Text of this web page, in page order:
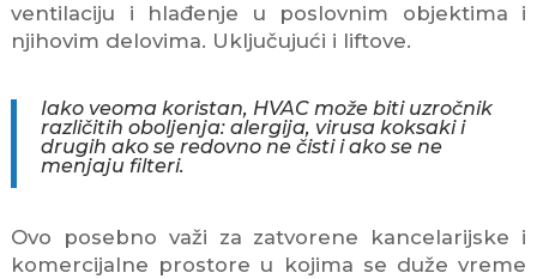
ventilaciju i hlađenje u poslovnim objektima i
njihovim delovima. Uključujući i liftove.
Iako veoma koristan, HVAC može biti uzročnik
različitih oboljenja: alergija, virusa koksaki i
drugih ako se redovno ne čisti i ako se ne
menjaju filteri.
Ovo posebno važi za zatvorene kancelarijske i
komercijalne prostore u kojima se duže vreme